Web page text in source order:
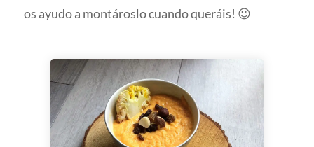
os ayudo a montároslo cuando queráis! 😉